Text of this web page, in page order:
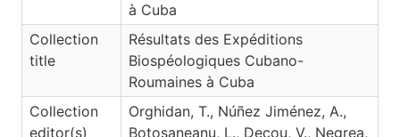
à Cuba
Collection
title
Résultats des Expéditions
Biospéologiques Cubano-
Roumaines à Cuba
Collection
editor(s)
Orghidan, T., Núñez Jiménez, A.,
Botosaneanu, L., Decou, V., Negrea,